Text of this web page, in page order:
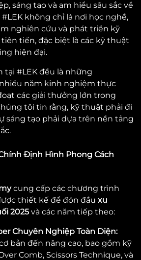
sáng tạo và am hiểu sâu sắc về
không chỉ là nơi học nghề,
nghiên cứu và phát triển kỹ
tiến, đặc biệt là các kỹ thuật
hiện đại.
tại #LEK đều là những
năm kinh nghiệm thực
các giải thưởng lớn trong
tôi tin rằng, kỹ thuật phải đi
sáng tạo phải dựa trên nền tảng
Định Hình Phong Cách
cung cấp các chương trình
thiết kế để đón đầu xu
2025 và các năm tiếp theo:
Chuyên Nghiệp Toàn Diện:
bản đến nâng cao, bao gồm kỹ
Comb, Scissors Technique, và